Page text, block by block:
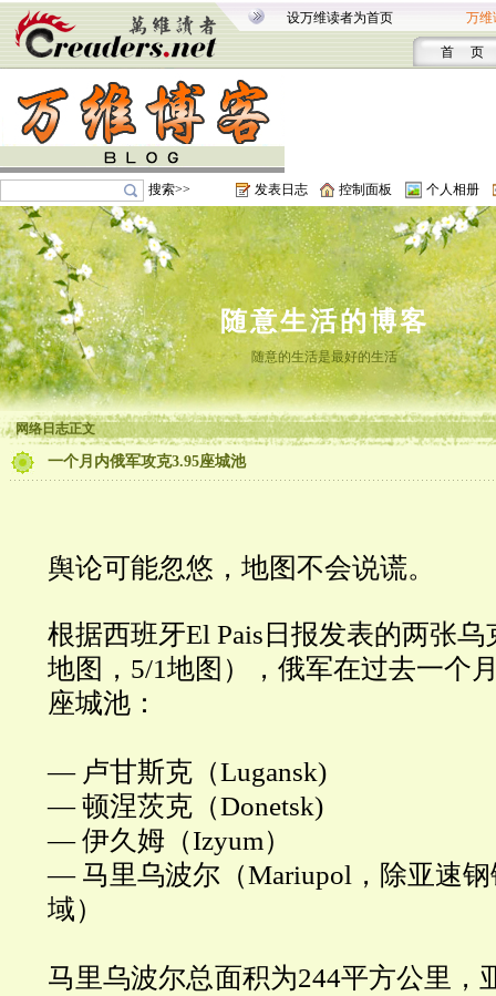
设万维读者为首页 万维
首 页
搜索>> 发表日志 控制面板 个人相册
随意生活的博客
随意的生活是最好的生活
网络日志正文
一个月内俄军攻克3.95座城池
舆论可能忽悠，地图不会说谎。
根据西班牙El Pais日报发表的两张
地图， 5/1地图），俄军在过去一个
座城池：
— 卢甘斯克（Lugansk)
—顿涅茨克（Donetsk)
—伊久姆（Izyum）
— 马里乌波尔（Mariupol ，除亚速
域）
马里乌波尔总面积为244平方公里，